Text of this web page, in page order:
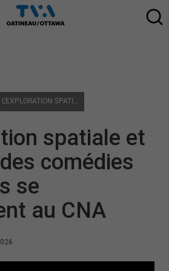
L’EXPLORATION SPATIALE ET LA MAGIE DES COMÉDIES MUSICALES SE RENCONTRENT AU CNA
spatiale et
comédies
se
au CNA